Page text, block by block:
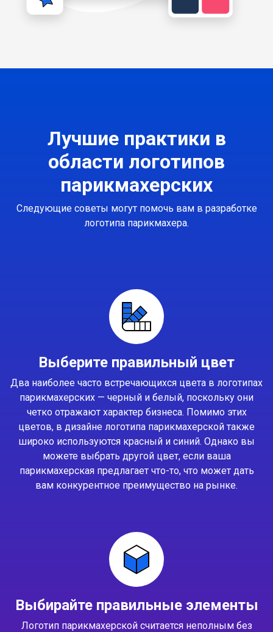
Лучшие практики в
области логотипов
парикмахерских
Следующие советы могут помочь вам в разработке
логотипа парикмахера.
Выберите правильный цвет
Два наиболее часто встречающихся цвета в логотипах
парикмахерских — черный и белый, поскольку они
четко отражают характер бизнеса. Помимо этих
цветов, в дизайне логотипа парикмахерской также
широко используются красный и синий. Однако вы
можете выбрать другой цвет, если ваша
парикмахерская предлагает что-то, что может дать
вам конкурентное преимущество на рынке.
Выбирайте правильные элементы
Логотип парикмахерской считается неполным без